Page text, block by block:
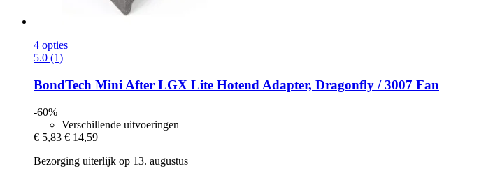
4 opties
5.0 (1)
BondTech Mini After LGX Lite Hotend Adapter, Dragonfly / 3007 Fan
-60%
Verschillende uitvoeringen
€ 5,83 € 14,59
Bezorging uiterlijk op 13. augustus